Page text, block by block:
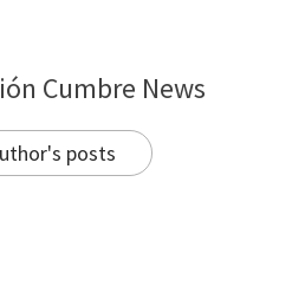
Cumbre News
posts